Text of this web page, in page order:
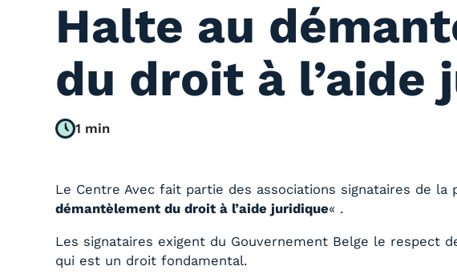
Halte au
du droit à l’aide
1 min
Le Centre Avec fait partie des associations signataires de la
démantèlement du droit à l’aide juridique« .
Les signataires exigent du Gouvernement Belge le respect
qui est un droit fondamental.